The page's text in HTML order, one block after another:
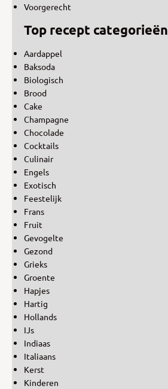
Voorgerecht
Top recept categorieën
Aardappel
Baksoda
Biologisch
Brood
Cake
Champagne
Chocolade
Cocktails
Culinair
Engels
Exotisch
Feestelijk
Frans
Fruit
Gevogelte
Gezond
Grieks
Groente
Hapjes
Hartig
Hollands
IJs
Indiaas
Italiaans
Kerst
Kinderen